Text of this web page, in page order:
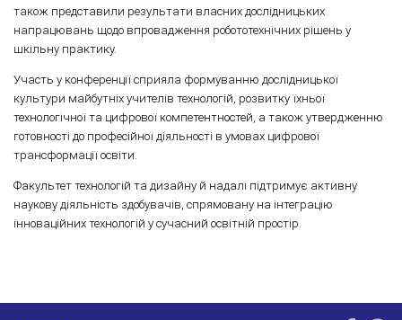
також представили результати власних дослідницьких
напрацювань щодо впровадження робототехнічних рішень у
шкільну практику.
Участь у конференції сприяла формуванню дослідницької
культури майбутніх учителів технологій, розвитку їхньої
технологічної та цифрової компетентностей, а також утвердженню
готовності до професійної діяльності в умовах цифрової
трансформації освіти.
Факультет технологій та дизайну й надалі підтримує активну
наукову діяльність здобувачів, спрямовану на інтеграцію
інноваційних технологій у сучасний освітній простір.